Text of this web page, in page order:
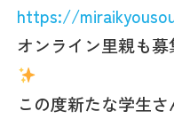
https://
オンライン里親も
この度新たな学生